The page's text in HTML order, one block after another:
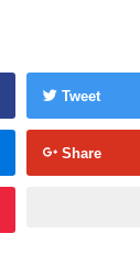
Tweet
Share